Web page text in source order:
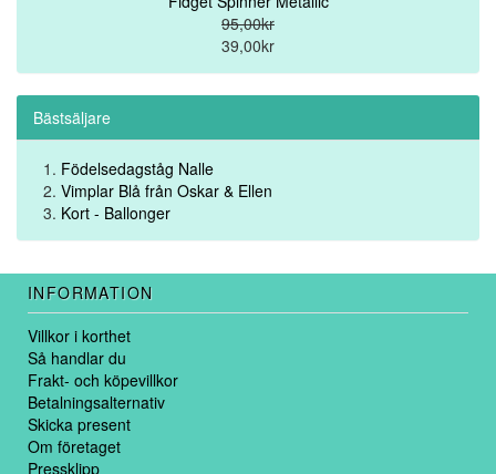
95,00kr
39,00kr
Bästsäljare
Födelsedagståg Nalle
Vimplar Blå från Oskar & Ellen
Kort - Ballonger
INFORMATION
Villkor i korthet
Så handlar du
Frakt- och köpevillkor
Betalningsalternativ
Skicka present
Om företaget
Pressklipp